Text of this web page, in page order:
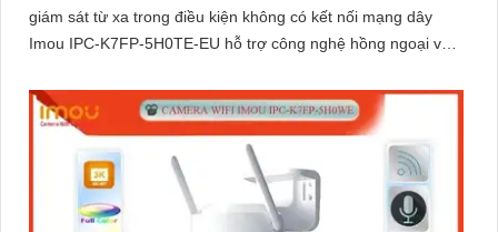
giám sát từ xa trong điều kiện không có kết nối mạng dây
Imou IPC-K7FP-5H0TE-EU hỗ trợ công nghệ hồng ngoại với